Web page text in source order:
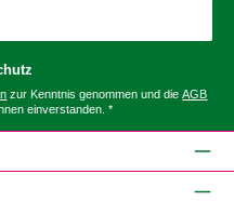
zur Kenntnis genommen und dieAGB
einverstanden. *